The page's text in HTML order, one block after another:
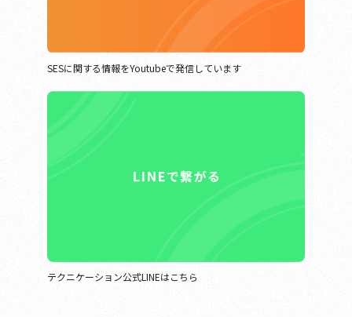
SESに関する情報をYoutubeで発信しています
テクニケーション公式LINEはこちら